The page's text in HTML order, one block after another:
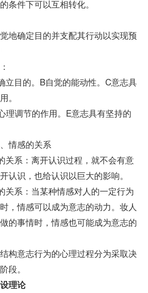
条件下可以互相转化。
确定目的并支配其行动以实现预
目的。B自觉的能动性。C意志具
。
调节的作用。E意志具有坚持的
感的关系
系：离开认识过程，就不会有意
认识，也给认识以巨大的影响。
系：当某种情感对人的一定行为
，情感可以成为意志的动力。妆人
的事情时，情感也可能成为意志的
意志行为的心理过程分为采取决
段。
理论